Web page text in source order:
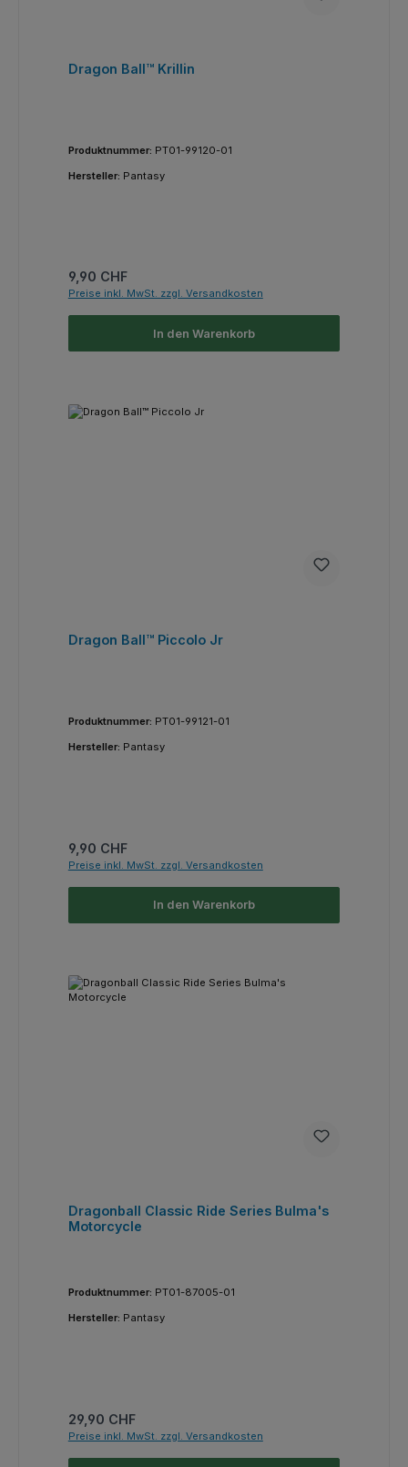
Dragon Ball™ Krillin
Produktnummer: PT01-99120-01
Hersteller: Pantasy
Regulärer Preis:
9,90 CHF
Preise inkl. MwSt. zzgl. Versandkosten
In den Warenkorb
Dragon Ball™ Piccolo Jr
Produktnummer: PT01-99121-01
Hersteller: Pantasy
Regulärer Preis:
9,90 CHF
Preise inkl. MwSt. zzgl. Versandkosten
In den Warenkorb
Dragonball Classic Ride Series Bulma's
Motorcycle
Produktnummer: PT01-87005-01
Hersteller: Pantasy
Regulärer Preis:
29,90 CHF
Preise inkl. MwSt. zzgl. Versandkosten